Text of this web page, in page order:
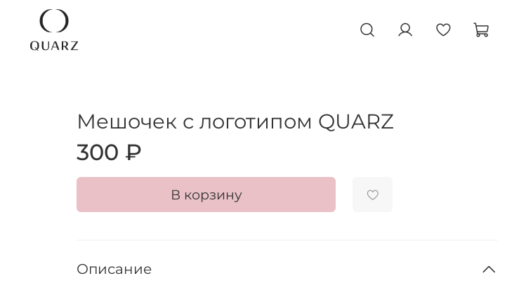
Мешочек с логотипом QUARZ
300 ₽
В корзину
Описание